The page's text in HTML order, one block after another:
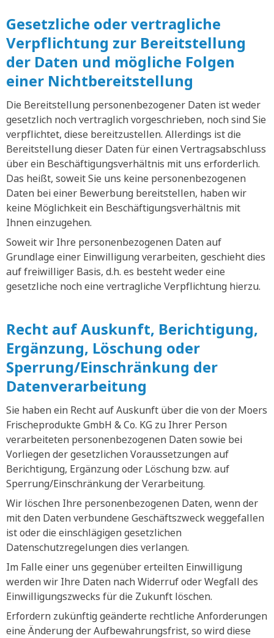
Gesetzliche oder vertragliche
Verpflichtung zur Bereitstellung
der Daten und mögliche Folgen
einer Nichtbereitstellung
Die Bereitstellung personenbezogener Daten ist weder
gesetzlich noch vertraglich vorgeschrieben, noch sind Sie
verpflichtet, diese bereitzustellen. Allerdings ist die
Bereitstellung dieser Daten für einen Vertragsabschluss
über ein Beschäftigungsverhältnis mit uns erforderlich.
Das heißt, soweit Sie uns keine personenbezogenen
Daten bei einer Bewerbung bereitstellen, haben wir
keine Möglichkeit ein Beschäftigungsverhältnis mit
Ihnen einzugehen.
Soweit wir Ihre personenbezogenen Daten auf
Grundlage einer Einwilligung verarbeiten, geschieht dies
auf freiwilliger Basis, d.h. es besteht weder eine
gesetzliche noch eine vertragliche Verpflichtung hierzu.
Recht auf Auskunft, Berichtigung,
Ergänzung, Löschung oder
Sperrung/Einschränkung der
Datenverarbeitung
Sie haben ein Recht auf Auskunft über die von der Moers
Frischeprodukte GmbH & Co. KG zu Ihrer Person
verarbeiteten personenbezogenen Daten sowie bei
Vorliegen der gesetzlichen Voraussetzungen auf
Berichtigung, Ergänzung oder Löschung bzw. auf
Sperrung/Einschränkung der Verarbeitung.
Wir löschen Ihre personenbezogenen Daten, wenn der
mit den Daten verbundene Geschäftszweck weggefallen
ist oder die einschlägigen gesetzlichen
Datenschutzregelungen dies verlangen.
Im Falle einer uns gegenüber erteilten Einwilligung
werden wir Ihre Daten nach Widerruf oder Wegfall des
Einwilligungszwecks für die Zukunft löschen.
Erfordern zukünftig geänderte rechtliche Anforderungen
eine Änderung der Aufbewahrungsfrist, so wird diese